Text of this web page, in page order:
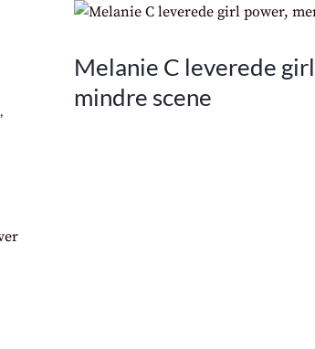
Melanie C leverede
mindre scene